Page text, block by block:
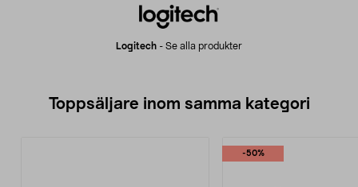
Logitech - Se alla produkter
Toppsäljare inom samma kategori
-50%